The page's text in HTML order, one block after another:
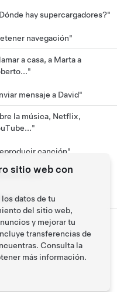
hay supercargadores?"
navegación"
a casa, a Marta a
mensaje a David"
la música, Netflix,
canción"
álbum"
sitio web con
datos de tu
del sitio web,
y mejorar tu
transferencias de
Consulta la
más información.